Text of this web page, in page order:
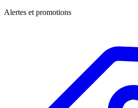
Alertes et promotions